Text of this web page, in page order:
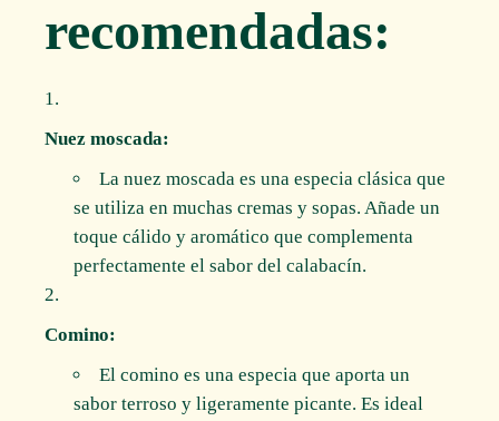
recomendadas:
Nuez moscada:
La nuez moscada es una especia clásica que
se utiliza en muchas cremas y sopas. Añade un
toque cálido y aromático que complementa
perfectamente el sabor del calabacín.
Comino:
El comino es una especia que aporta un
sabor terroso y ligeramente picante. Es ideal